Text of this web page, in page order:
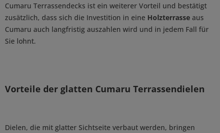
Cumaru Terrassendecks ist ein weiterer Vorteil und bestätigt
zusätzlich, dass sich die Investition in eine Holzterrasse aus
Cumaru auch langfristig auszahlen wird und in jedem Fall für
Sie lohnt.
Vorteile der glatten Cumaru Terrassendielen
Dielen, die mit glatter Sichtseite verbaut werden, bringen